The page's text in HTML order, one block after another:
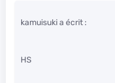
kamuisuki a écrit :
HS